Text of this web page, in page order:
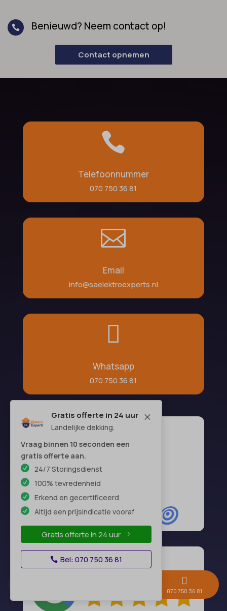
 Benieuwd? Neem contact op!
Contact opnemen

Telefoonnummer
070 750 36 81

Email
info@saelektroexperts.nl

Whatsapp
070 750 36 81
M
Gratis offerte in 24 uur
Landelijke dekking.
Vraag binnen 10 seconden een
gratis offerte aan.
24/7 Storingsdienst
100% tevredenheid
Erkend en gecertificeerd
Altijd een prijsindicatie vooraf
Gratis offerte in 24 uur
Bel: 070 750 36 81

070 750 36 81